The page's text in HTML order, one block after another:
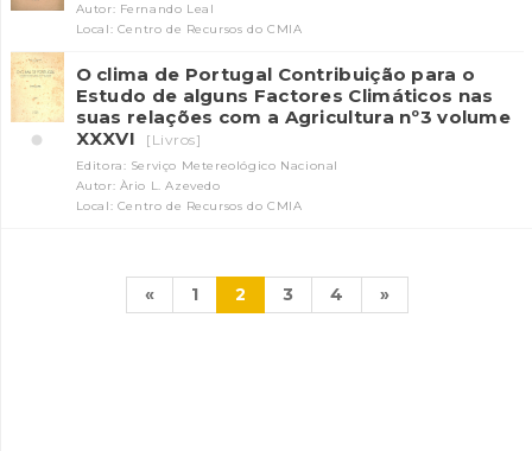
Autor: Fernando Leal
Local: Centro de Recursos do CMIA
O clima de Portugal Contribuição para o
Estudo de alguns Factores Climáticos nas
suas relações com a Agricultura nº3 volume
XXXVI
[Livros]
Editora: Serviço Metereológico Nacional
Autor: Àrio L. Azevedo
Local: Centro de Recursos do CMIA
« 1 2 3 4 »